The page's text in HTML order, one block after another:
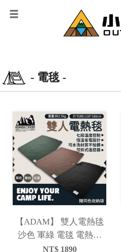
- 電毯 -
【ADAM】 雙人電熱毯
沙色 軍綠 電毯 電熱毯
發熱墊 保暖 戶外 露營
NT$ 1890